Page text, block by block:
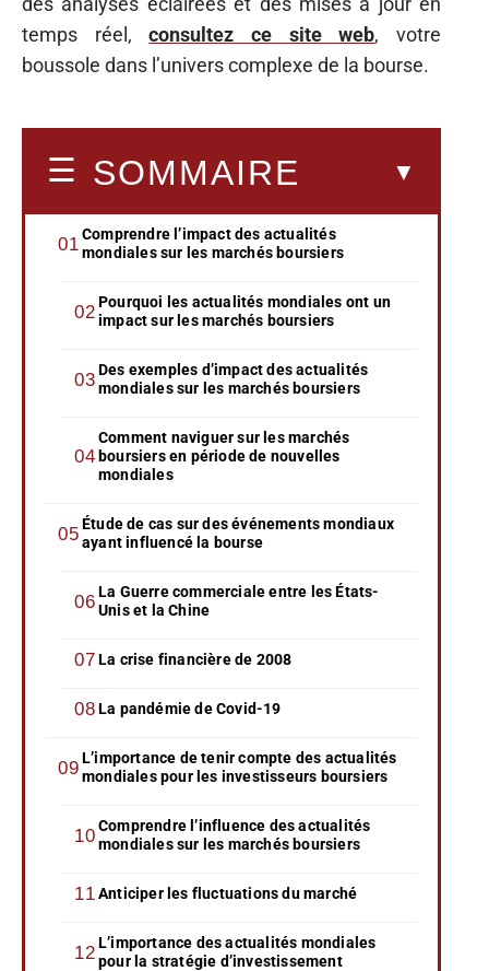
temps réel,consultez ce site web, votre
boussole dans l’univers complexe de la bourse.
SOMMAIRE
Comprendre l’impact des actualités
mondiales sur les marchés boursiers
Pourquoi les actualités mondiales ont un
impact sur les marchés boursiers
Des exemples d’impact des actualités
mondiales sur les marchés boursiers
Comment naviguer sur les marchés
boursiers en période de nouvelles
mondiales
Étude de cas sur des événements mondiaux
ayant influencé la bourse
La Guerre commerciale entre les États-
Unis et la Chine
La crise financière de 2008
La pandémie de Covid-19
L’importance de tenir compte des actualités
mondiales pour les investisseurs boursiers
Comprendre l’influence des actualités
mondiales sur les marchés boursiers
Anticiper les fluctuations du marché
L’importance des actualités mondiales
pour la stratégie d’investissement